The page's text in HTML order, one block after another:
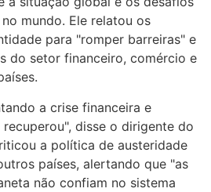
mundo. Ele relatou os
para "romper barreiras" e
do setor financeiro, comércio e
a crise financeira e
recuperou", disse o dirigente do
a política de austeridade
países, alertando que "as
não confiam no sistema